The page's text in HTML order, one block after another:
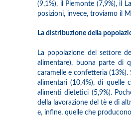
(9,1%), il Piemonte (7,9%), il
posizioni, invece, troviamo il
La distribuzione della
La popolazione del settore
alimentare), buona parte di
caramelle e confetteria
alimentari (10,4%), di quelle
alimenti dietetici (5,9%).
della lavorazione del tè e di
e, infine, quelle che